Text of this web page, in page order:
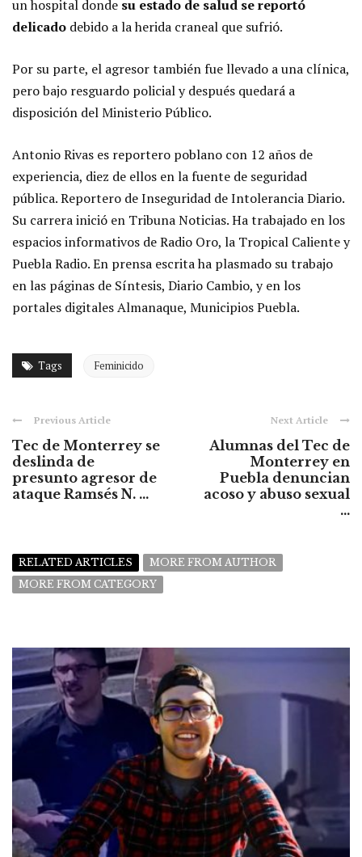
un hospital donde su estado de salud se reportó
delicado debido a la herida craneal que sufrió.
Por su parte, el agresor también fue llevado a una clínica,
pero bajo resguardo policial y después quedará a
disposición del Ministerio Público.
Antonio Rivas es reportero poblano con 12 años de
experiencia, diez de ellos en la fuente de seguridad
pública. Reportero de Inseguridad de Intolerancia Diario.
Su carrera inició en Tribuna Noticias. Ha trabajado en los
espacios informativos de Radio Oro, la Tropical Caliente y
Puebla Radio. En prensa escrita ha plasmado su trabajo
en las páginas de Síntesis, Diario Cambio, y en los
portales digitales Almanaque, Municipios Puebla.
Tags Feminicido
Previous Article
Tec de Monterrey se
deslinda de
presunto agresor de
ataque Ramsés N. ...
Next Article
Alumnas del Tec de
Monterrey en
Puebla denuncian
acoso y abuso sexual
...
RELATED ARTICLES
MORE FROM AUTHOR
MORE FROM CATEGORY